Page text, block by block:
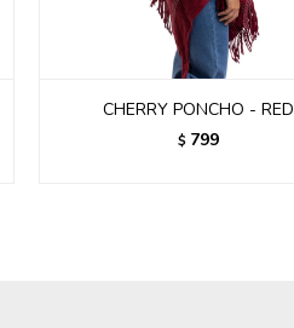
CHERRY PONCHO - RED
$ 799